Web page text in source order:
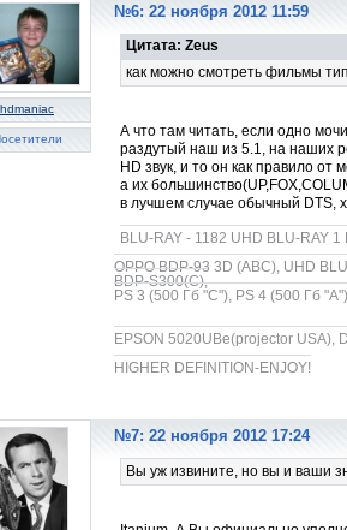
hdmaniac
№6: 22 ноября 2012 11:59
Цитата: Zeus
как можно смотреть фильмы
А что там читать, если одно
раздутый наш из 5.1, на наших
HD звук, и то он как правило
а их
в лучшем случае обычный DTS,
BLU-RAY - 1182 UHD BLU-RAY 1
OPPO BDP-93 3D (ABC), UHD
BDP-S300(C),
PS 3 (500 Гб "С"), PS 4 (500 Гб
EPSON 5020UBe(projector USA),
HIGHER DEFINITION-ENJOY!
№7: 22 ноября 2012 17:24
Вы уж извините, но вы и ваши